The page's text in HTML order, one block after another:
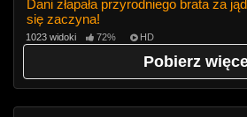
Dani złapała przyrodniego brata za
się zaczyna!
1023 widoki 72% HD
Pobierz